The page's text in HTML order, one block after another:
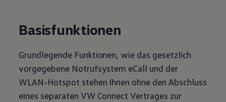
Basisfunktionen
Grundlegende Funktionen, wie das gesetzlich
vorgegebene Notrufsystem eCall und der
WLAN-Hotspot stehen Ihnen ohne den Abschluss
eines separaten VW Connect Vertrages zur